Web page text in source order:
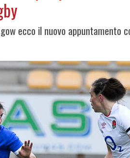
ecco il nuovo appuntamento